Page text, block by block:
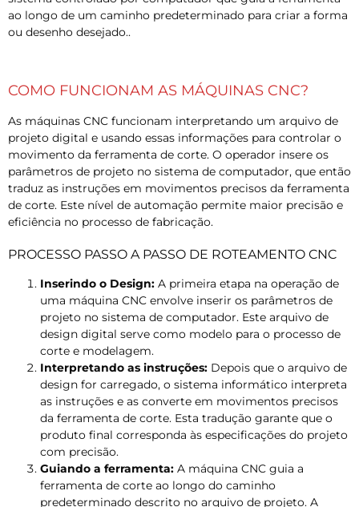
ao longo de um caminho predeterminado para criar a forma
ou desenho desejado..
COMO FUNCIONAM AS MÁQUINAS CNC?
As máquinas CNC funcionam interpretando um arquivo de
projeto digital e usando essas informações para controlar o
movimento da ferramenta de corte. O operador insere os
parâmetros de projeto no sistema de computador, que então
traduz as instruções em movimentos precisos da ferramenta
de corte. Este nível de automação permite maior precisão e
eficiência no processo de fabricação.
PROCESSO PASSO A PASSO DE ROTEAMENTO CNC
Inserindo o Design: A primeira etapa na operação de
uma máquina CNC envolve inserir os parâmetros de
projeto no sistema de computador. Este arquivo de
design digital serve como modelo para o processo de
corte e modelagem.
Interpretando as instruções: Depois que o arquivo de
design for carregado, o sistema informático interpreta
as instruções e as converte em movimentos precisos
da ferramenta de corte. Esta tradução garante que o
produto final corresponda às especificações do projeto
com precisão.
Guiando a ferramenta: A máquina CNC guia a
ferramenta de corte ao longo do caminho
predeterminado descrito no arquivo de projeto. A